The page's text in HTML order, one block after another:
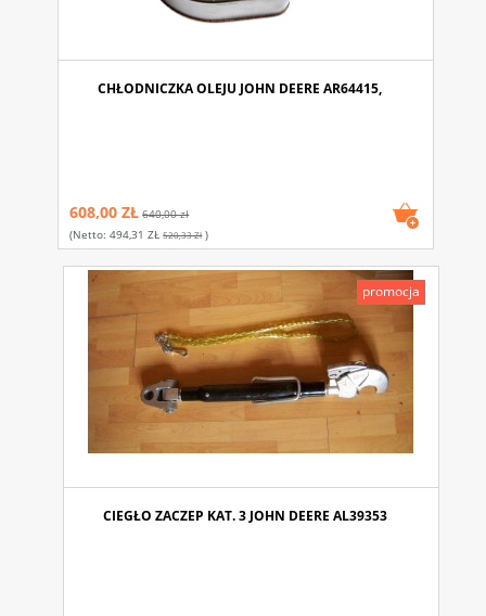
CHŁODNICZKA OLEJU JOHN DEERE AR64415,
608,00 ZŁ 640,00 zł
(netto:494,31 ZŁ 520,33 Zł)
CIEGŁO ZACZEP KAT. 3 JOHN DEERE AL39353
promocja